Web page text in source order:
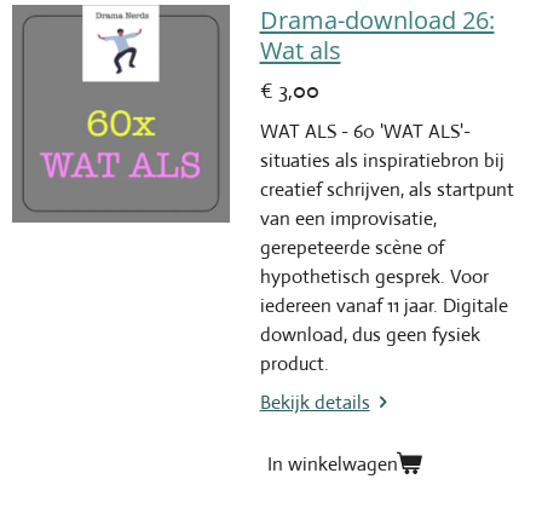
Drama-download 26:
Wat als
€ 3,00
WAT ALS - 60 'WAT ALS'-
situaties als inspiratiebron bij
creatief schrijven, als startpunt
van een improvisatie,
gerepeteerde scène of
hypothetisch gesprek. Voor
iedereen vanaf 11 jaar. Digitale
download, dus geen fysiek
product.
Bekijk details
In winkelwagen